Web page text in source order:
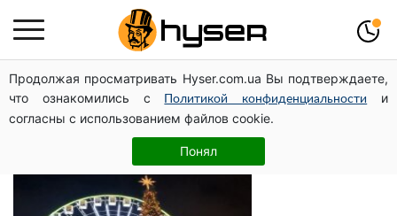
Продолжая просматривать Hyser.com.ua Вы подтверждаете,
что ознакомились с
Политикой конфиденциальности
и
согласны с использованием файлов cookie.
Понял
новый год